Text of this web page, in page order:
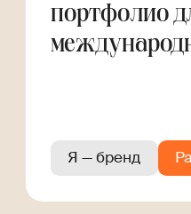
портфолио
Я — бренд